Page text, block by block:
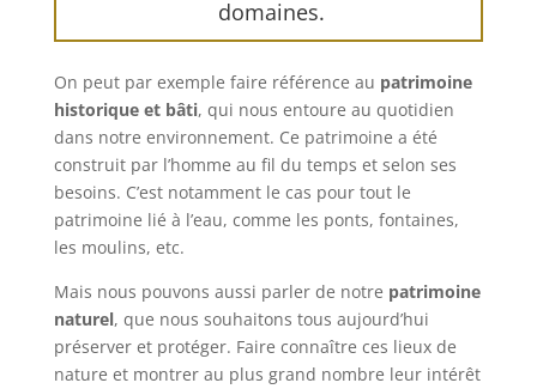
domaines.
On peut par exemple faire référence au patrimoine
historique et bâti, qui nous entoure au quotidien
dans notre environnement. Ce patrimoine a été
construit par l’homme au fil du temps et selon ses
besoins. C’est notamment le cas pour tout le
patrimoine lié à l’eau, comme les ponts, fontaines,
les moulins, etc.
Mais nous pouvons aussi parler de notre patrimoine
naturel, que nous souhaitons tous aujourd’hui
préserver et protéger. Faire connaître ces lieux de
nature et montrer au plus grand nombre leur intérêt